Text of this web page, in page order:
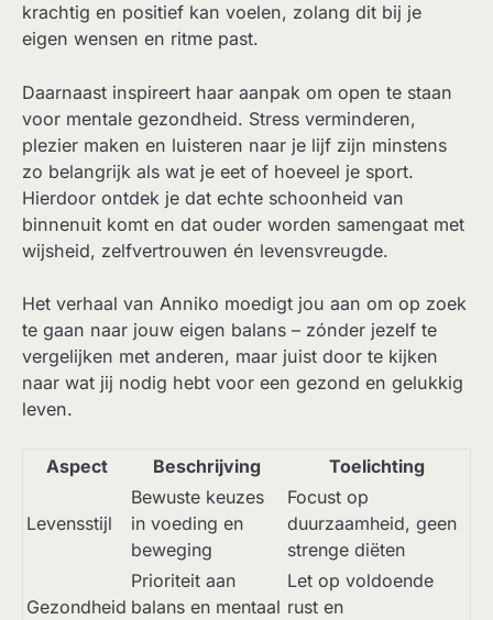
krachtig en positief kan voelen, zolang dit bij je
eigen wensen en ritme past.
Daarnaast inspireert haar aanpak om open te staan
voor mentale gezondheid. Stress verminderen,
plezier maken en luisteren naar je lijf zijn minstens
zo belangrijk als wat je eet of hoeveel je sport.
Hierdoor ontdek je dat echte schoonheid van
binnenuit komt en dat ouder worden samengaat met
wijsheid, zelfvertrouwen én levensvreugde.
Het verhaal van Anniko moedigt jou aan om op zoek
te gaan naar jouw eigen balans – zónder jezelf te
vergelijken met anderen, maar juist door te kijken
naar wat jij nodig hebt voor een gezond en gelukkig
leven.
Aspect Beschrijving Toelichting
Levensstijl
Bewuste keuzes
in voeding en
beweging
Focust op
duurzaamheid, geen
strenge diëten
Gezondheid
Prioriteit aan
balans en mentaal
Let op voldoende
rust en